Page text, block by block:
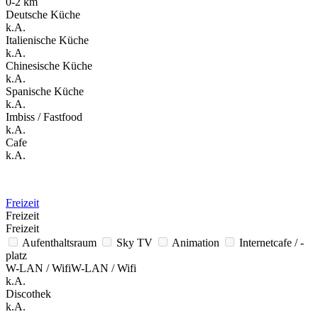
Deutsche Küche
k.A.
Italienische Küche
k.A.
Chinesische Küche
k.A.
Spanische Küche
k.A.
Imbiss / Fastfood
k.A.
Cafe
k.A.
Freizeit
Freizeit
Freizeit
Aufenthaltsraum
Sky TV Animation
Internetcafe / -
platz
W-LAN / WifiW-LAN / Wifi
k.A.
Discothek
k.A.